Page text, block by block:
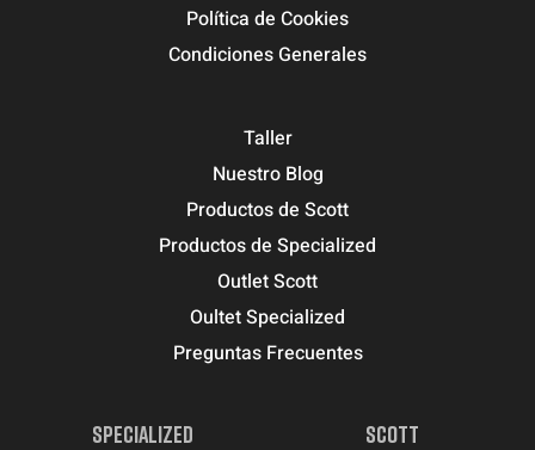
Política de Cookies
Condiciones Generales
Taller
Nuestro Blog
Productos de Scott
Productos de Specialized
Outlet Scott
Oultet Specialized
Preguntas Frecuentes
SPECIALIZED SCOTT